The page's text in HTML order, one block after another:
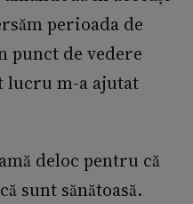
perioada de
punct de vedere
lucru m-a ajutat
deloc pentru că
sunt sănătoasă.